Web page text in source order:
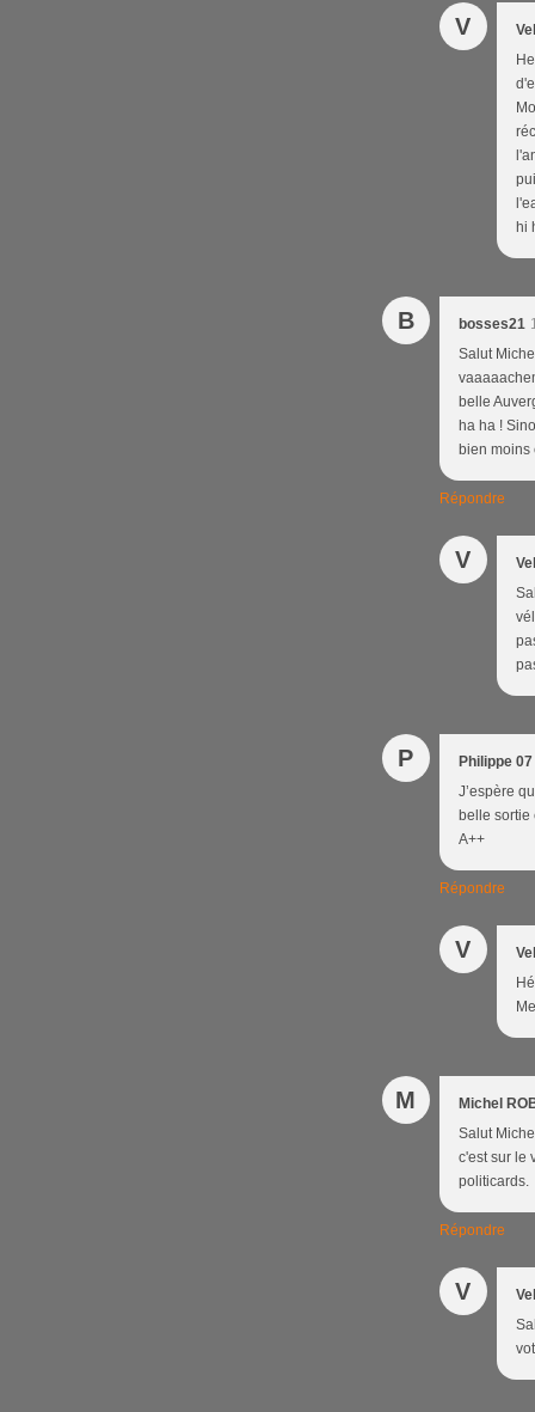
V
hi
B bosses21
Salut
belle
ha ha !
bien moins
Répondre
V
P
Philippe 07
J’espère
belle sortie
A++
Répondre
V
M
Michel
Salut
c'est sur le
politicards.
Répondre
V